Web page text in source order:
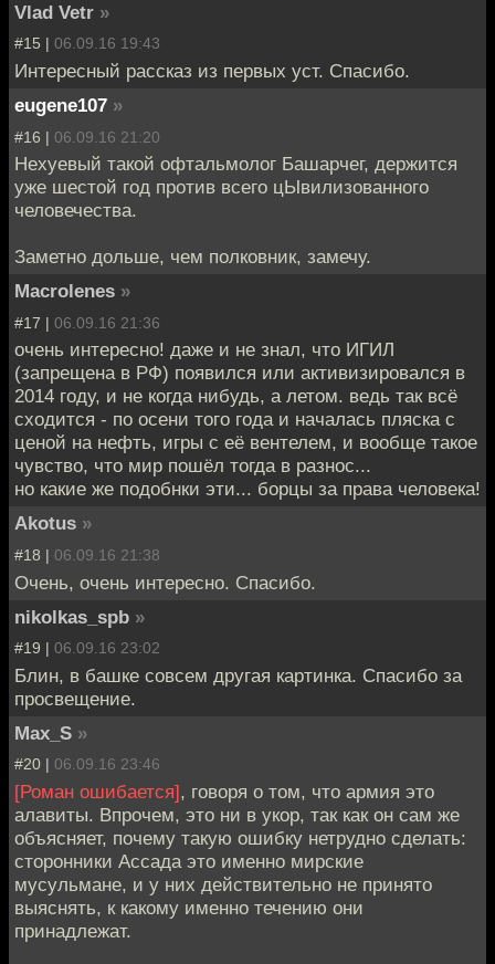
Vlad Vetr »
#15 | 06.09.16 19:43
Интересный рассказ из первых уст. Спасибо.
eugene107 »
#16 | 06.09.16 21:20
Нехуевый такой офтальмолог Башарчег, держится
уже шестой год против всего цЫвилизованного
человечества.
Заметно дольше, чем полковник, замечу.
Macrolenes »
#17 | 06.09.16 21:36
очень интересно! даже и не знал, что ИГИЛ
(запрещена в РФ) появился или активизировался в
2014 году, и не когда нибудь, а летом. ведь так всё
сходится - по осени того года и началась пляска с
ценой на нефть, игры с её вентелем, и вообще такое
чувство, что мир пошёл тогда в разнос...
но какие же подобнки эти... борцы за права человека!
Akotus »
#18 | 06.09.16 21:38
Очень, очень интересно. Спасибо.
nikolkas_spb »
#19 | 06.09.16 23:02
Блин, в башке совсем другая картинка. Спасибо за
просвещение.
Max_S »
#20 | 06.09.16 23:46
[Роман ошибается], говоря о том, что армия это
алавиты. Впрочем, это ни в укор, так как он сам же
объясняет, почему такую ошибку нетрудно сделать:
сторонники Ассада это именно мирские
мусульмане, и у них действительно не принято
выяснять, к какому именно течению они
принадлежат.